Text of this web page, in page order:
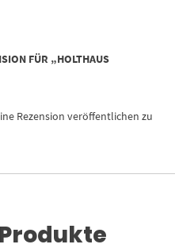
FÜR „HOLTHAUS
Rezension veröffentlichen zu